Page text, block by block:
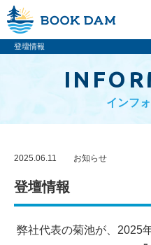
登壇情報
インフ
2025.06.11 お知らせ
登壇情報
弊社代表の菊池が、2025